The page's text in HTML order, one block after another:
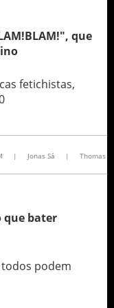
que
fetichistas,
| Jonas Sá |
Thomas
que bater
podem